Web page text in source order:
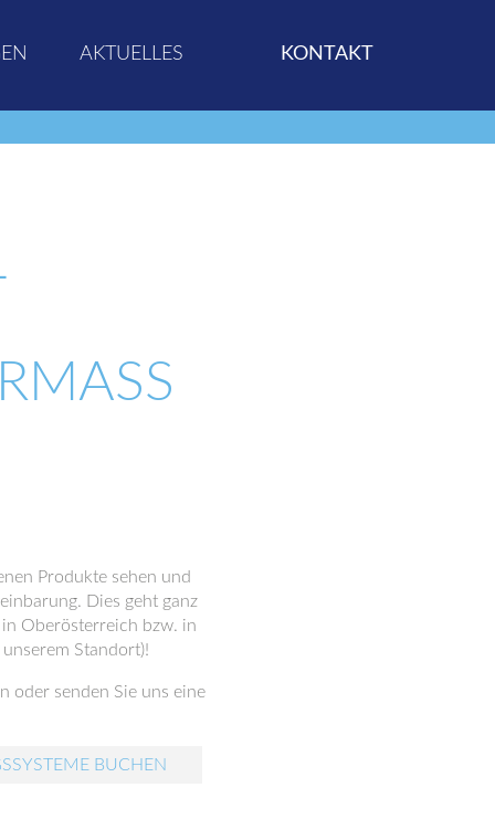
AKTUELLES KONTAKT
Produkte sehen und
Dies geht ganz
Oberösterreich bzw. in
Standort)!
oder senden Sie uns eine
BUCHEN